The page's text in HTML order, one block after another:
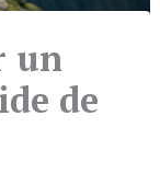
un
de